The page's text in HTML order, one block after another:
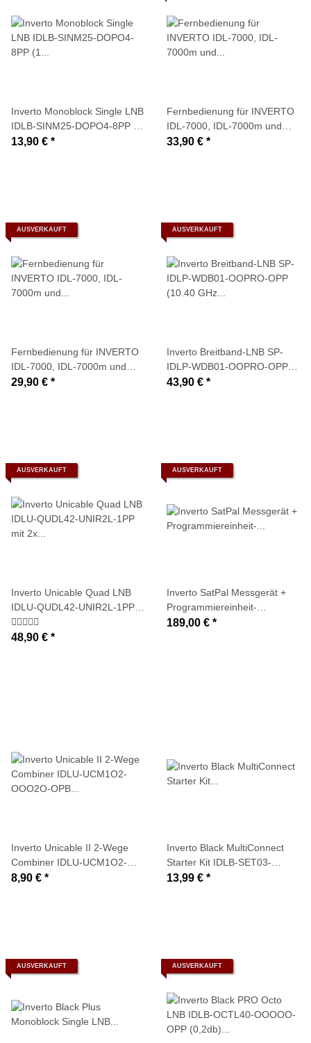
Inverto Monoblock Single LNB
IDLB-SINM25-DOPO4-8PP (1
Teilnehmer / 4,0 Grad)
13,90 € *
Fernbedienung für INVERTO
IDL-7000, IDL-7000m und
IDL-7000 DVB-T (silber)
33,90 € *
AUSVERKAUFT
Fernbedienung für INVERTO
IDL-7000, IDL-7000m und
IDL-7000 DVB-T (schwarz)
29,90 € *
AUSVERKAUFT
Inverto Breitband-LNB SP-
IDLP-WDB01-OOPRO-OPP
(10.40 GHz Wideband /
43,90 € *
AUSVERKAUFT
Inverto Unicable Quad LNB
IDLU-QUDL42-UNIR2L-1PP
mit 2x Legacy- Ausgang
(Einkabel-LNB / EN50494)
48,90 € *
AUSVERKAUFT
Inverto SatPal Messgerät +
Programmiereinheit-
Satelliteninstallation per
189,00 € *
Inverto Unicable II 2-Wege
Combiner IDLU-UCM1O2-
OOO2O-OPB (950-2300
8,90 € *
Inverto Black MultiConnect
Starter Kit IDLB-SET03-
MULTI-8TP
13,99 € *
AUSVERKAUFT AUSVERKAUFT